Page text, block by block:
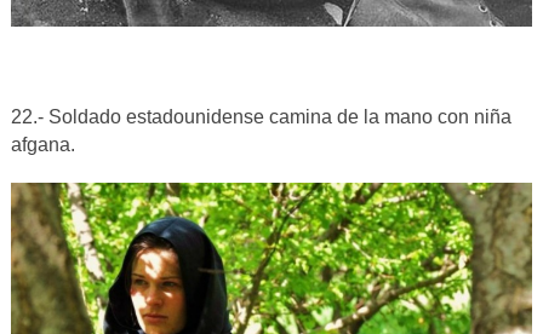
22.- Soldado estadounidense camina de la mano con niña
afgana.